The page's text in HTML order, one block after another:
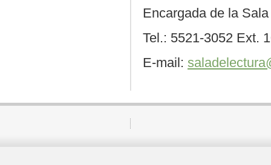
Encargada de la
Tel.: 5521-3052 Ext.
E-mail: